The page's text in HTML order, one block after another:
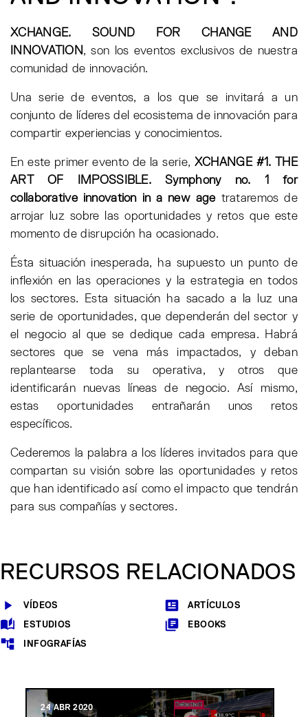
XCHANGE. SOUND FOR CHANGE AND
INNOVATION, son los eventos exclusivos de nuestra
comunidad de innovación.
Una serie de eventos, a los que se invitará a un
conjunto de líderes del ecosistema de innovación para
compartir experiencias y conocimientos.
En este primer evento de la serie, XCHANGE #1. THE
ART OF IMPOSSIBLE. Symphony no. 1 for
collaborative innovation in a new agetrataremos de
arrojar luz sobre las oportunidades y retos que este
momento de disrupción ha ocasionado.
Ésta situación inesperada, ha supuesto un punto de
inflexión en las operaciones y la estrategia en todos
los sectores. Esta situación ha sacado a la luz una
serie de oportunidades, que dependerán del sector y
el negocio al que se dedique cada empresa. Habrá
sectores que se vena más impactados, y deban
replantearse toda su operativa, y otros que
identificarán nuevas líneas de negocio. Así mismo,
estas oportunidades entrañarán unos retos
específicos.
Cederemos la palabra a los líderes invitados para que
compartan su visión sobre las oportunidades y retos
que han identificado así como el impacto que tendrán
para sus compañías y sectores.
RECURSOS RELACIONADOS
VÍDEOS ARTÍCULOS
ESTUDIOS EBOOKS
INFOGRAFÍAS
24 ABR 2020